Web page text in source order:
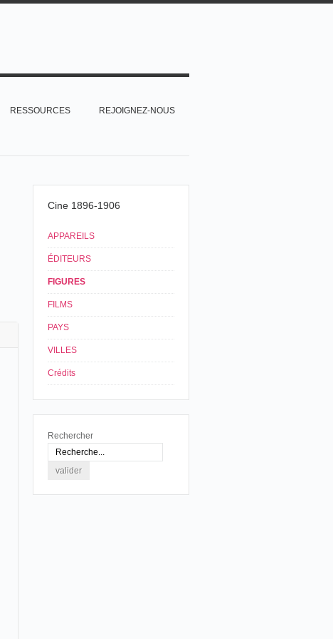
RESSOURCES REJOIGNEZ-NOUS
Cine 1896-1906
APPAREILS
ÉDITEURS
FIGURES
FILMS
PAYS
VILLES
Crédits
Rechercher